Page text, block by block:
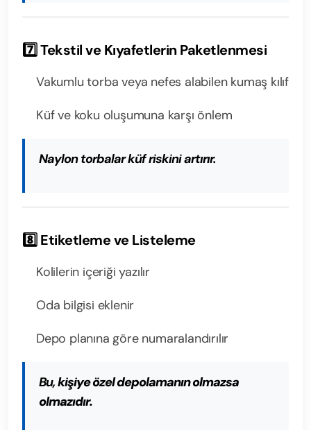
7️⃣ Tekstil ve Kıyafetlerin Paketlenmesi
Vakumlu torba veya nefes alabilen kumaş kılıf
Küf ve koku oluşumuna karşı önlem
Naylon torbalar küf riskini artırır.
8️⃣ Etiketleme ve Listeleme
Kolilerin içeriği yazılır
Oda bilgisi eklenir
Depo planına göre numaralandırılır
Bu,kişiye özel depolamanın olmazsa
olmazıdır.